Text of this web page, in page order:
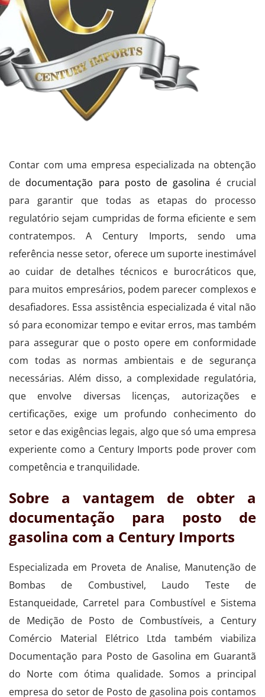
Contar com uma empresa especializada na obtenção
dedocumentação para posto de gasolina é crucial
para garantir que todas as etapas do processo
regulatório sejam cumpridas de forma eficiente e sem
contratempos. A Century Imports, sendo uma
referência nesse setor, oferece um suporte inestimável
ao cuidar de detalhes técnicos e burocráticos que,
para muitos empresários, podem parecer complexos e
desafiadores. Essa assistência especializada é vital não
só para economizar tempo e evitar erros, mas também
para assegurar que o posto opere em conformidade
com todas as normas ambientais e de segurança
necessárias. Além disso, a complexidade regulatória,
que envolve diversas licenças, autorizações e
certificações, exige um profundo conhecimento do
setor e das exigências legais, algo que só uma empresa
experiente como a Century Imports pode prover com
competência e tranquilidade.
Sobre a vantagem de obter a
documentação para posto de
gasolina com a Century Imports
Especializada em Proveta de Analise, Manutenção de
Bombas de Combustivel, Laudo Teste de
Estanqueidade, Carretel para Combustível e Sistema
de Medição de Posto de Combustíveis, a Century
Comércio Material Elétrico Ltda também viabiliza
Documentação para Posto de Gasolina em Guarantã
do Norte com ótima qualidade. Somos a principal
empresa do setor de Posto de gasolina pois contamos